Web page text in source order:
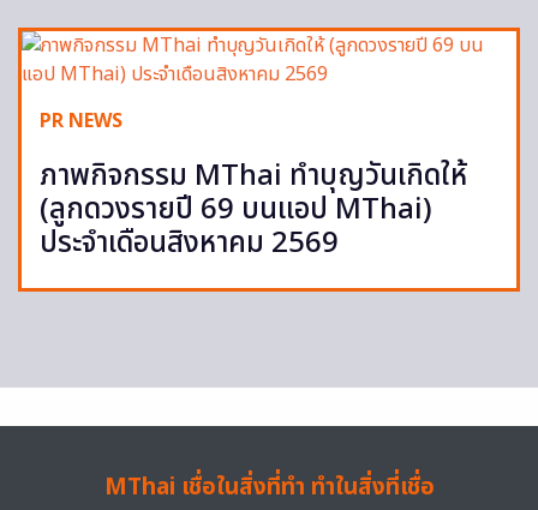
PR NEWS
ภาพกิจกรรม MThai ทำบุญวันเกิดให้
(ลูกดวงรายปี 69 บนแอป MThai)
ประจำเดือนสิงหาคม 2569
MThai เชื่อในสิ่งที่ทำ ทำในสิ่งที่เชื่อ